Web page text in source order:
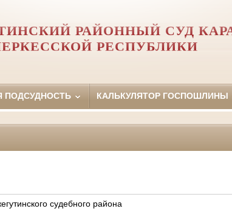
РАЙОННЫЙ СУД
РЕСПУБЛИКИ
ПОДСУДНОСТЬ КАЛЬКУЛЯТОР ГОСПОШЛИНЫ
судебного района